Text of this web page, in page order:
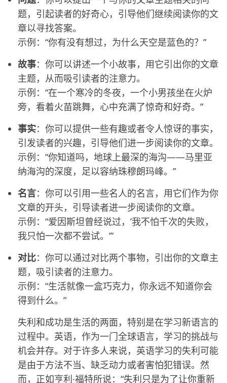
题，引起读者的好奇心，引导他们继续阅读你的文
章以寻找答案。
示例：“你有没有想过，为什么天空是蓝色的？”
故事：你可以讲述一个小故事，用它引出你的文章
主题，从而吸引读者的注意力。
示例：“在一个寒冷的冬夜，一个小男孩坐在火炉
旁，看着火苗跳舞，心中充满了惊奇和好奇。”
事实：你可以提供一些有趣或者令人惊讶的事实，
引发读者的兴趣，引导他们进一步阅读你的文章。
示例：“你知道吗，地球上最深的海沟——马里亚
纳海沟的深度，足以容纳珠穆朗玛峰。”
名言：你可以引用一些名人的名言，用它们作为你
文章的开头，引导读者进一步阅读你的文章。
示例：“爱因斯坦曾经说过，’我不怕千次的失败，
我只怕一次都不尝试。’”
对比：你可以通过对比两个事物，引出你的文章主
题，吸引读者的注意力。
示例：“生活就像一盒巧克力，你永远不知道你会
得到什么。”
失利和成功是生活的两面，特别是在学习新语言的
过程中。英语，作为一门全球语言，学习的挑战与
机会并存。对于许多人来说，英语学习的失利可能
是由于方法不当、缺乏动力或者害怕犯错误。然
而，正如亨利·福特所说：“失利只是为了让你重新